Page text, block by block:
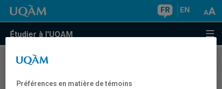
FR EN
Étudier à l'UQAM
COURS//
Préférences en matière de témoins